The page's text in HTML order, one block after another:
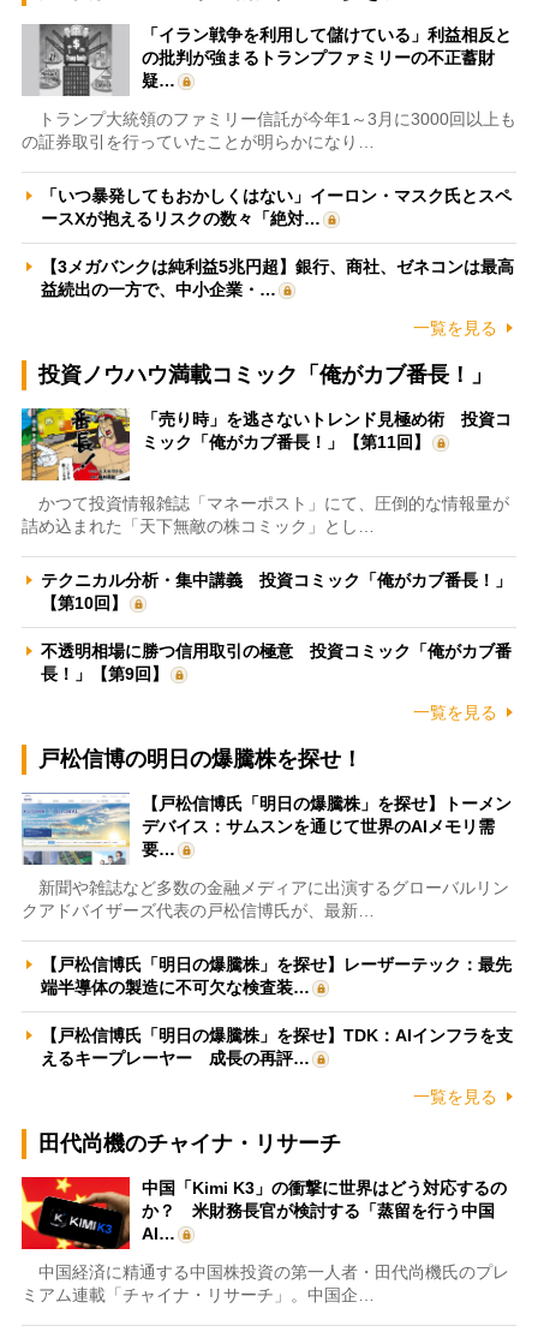
「イラン戦争を利用して儲けている」利益相反と
の批判が強まるトランプファミリーの不正蓄財
疑…
トランプ大統領のファミリー信託が今年1～3月に3000回以上も
の証券取引を行っていたことが明らかになり…
「いつ暴発してもおかしくはない」イーロン・マスク氏とスペ
ースXが抱えるリスクの数々「絶対…
【3メガバンクは純利益5兆円超】銀行、商社、ゼネコンは最高
益続出の一方で、中小企業・…
一覧を見る
投資ノウハウ満載コミック「俺がカブ番長！」
「売り時」を逃さないトレンド見極め術 投資コ
ミック「俺がカブ番長！」【第11回】
かつて投資情報雑誌「マネーポスト」にて、圧倒的な情報量が
詰め込まれた「天下無敵の株コミック」とし…
テクニカル分析・集中講義 投資コミック「俺がカブ番長！」
【第10回】
不透明相場に勝つ信用取引の極意 投資コミック「俺がカブ番
長！」【第9回】
一覧を見る
戸松信博の明日の爆騰株を探せ！
【戸松信博氏「明日の爆騰株」を探せ】トーメン
デバイス：サムスンを通じて世界のAIメモリ需
要…
新聞や雑誌など多数の金融メディアに出演するグローバルリン
クアドバイザーズ代表の戸松信博氏が、最新…
【戸松信博氏「明日の爆騰株」を探せ】レーザーテック：最先
端半導体の製造に不可欠な検査装…
【戸松信博氏「明日の爆騰株」を探せ】TDK：AIインフラを支
えるキープレーヤー 成長の再評…
一覧を見る
田代尚機のチャイナ・リサーチ
中国「Kimi K3」の衝撃に世界はどう対応するの
か？ 米財務長官が検討する「蒸留を行う中国
AI…
中国経済に精通する中国株投資の第一人者・田代尚機氏のプレ
ミアム連載「チャイナ・リサーチ」。中国企…